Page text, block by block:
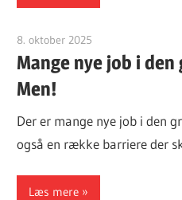
8. oktober 2025
Mange nye job i
Men!
Der er mange nye job i den
også en række barriere der
Læs mere